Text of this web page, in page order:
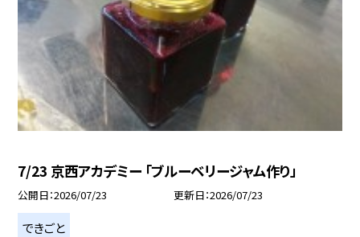
7/23 京西アカデミー 「ブルーベリージャム作り」
公開日 2026/07/23 更新日 2026/07/23
できごと